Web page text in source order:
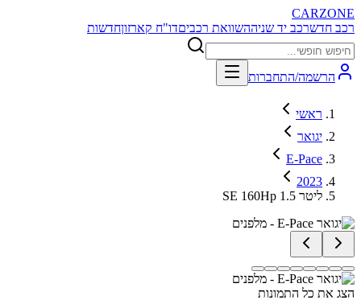
CARZONE
רכב חדשרכב יד שניההשוואת רכביםדו"ח קארזוןחדשות
הרשמה/התחברות
ראשי
יגואר
E-Pace
2023
SE 160Hp 1.5 ליטר
הצג את כל התמונות